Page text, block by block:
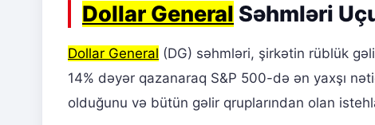
Dollar General Səhmləri
Dollar General (DG) səhmləri, şirkətin rüblük
14% dəyər qazanaraq S&P 500-də ən yaxşı
olduğunu və bütün gəlir qruplarından olan